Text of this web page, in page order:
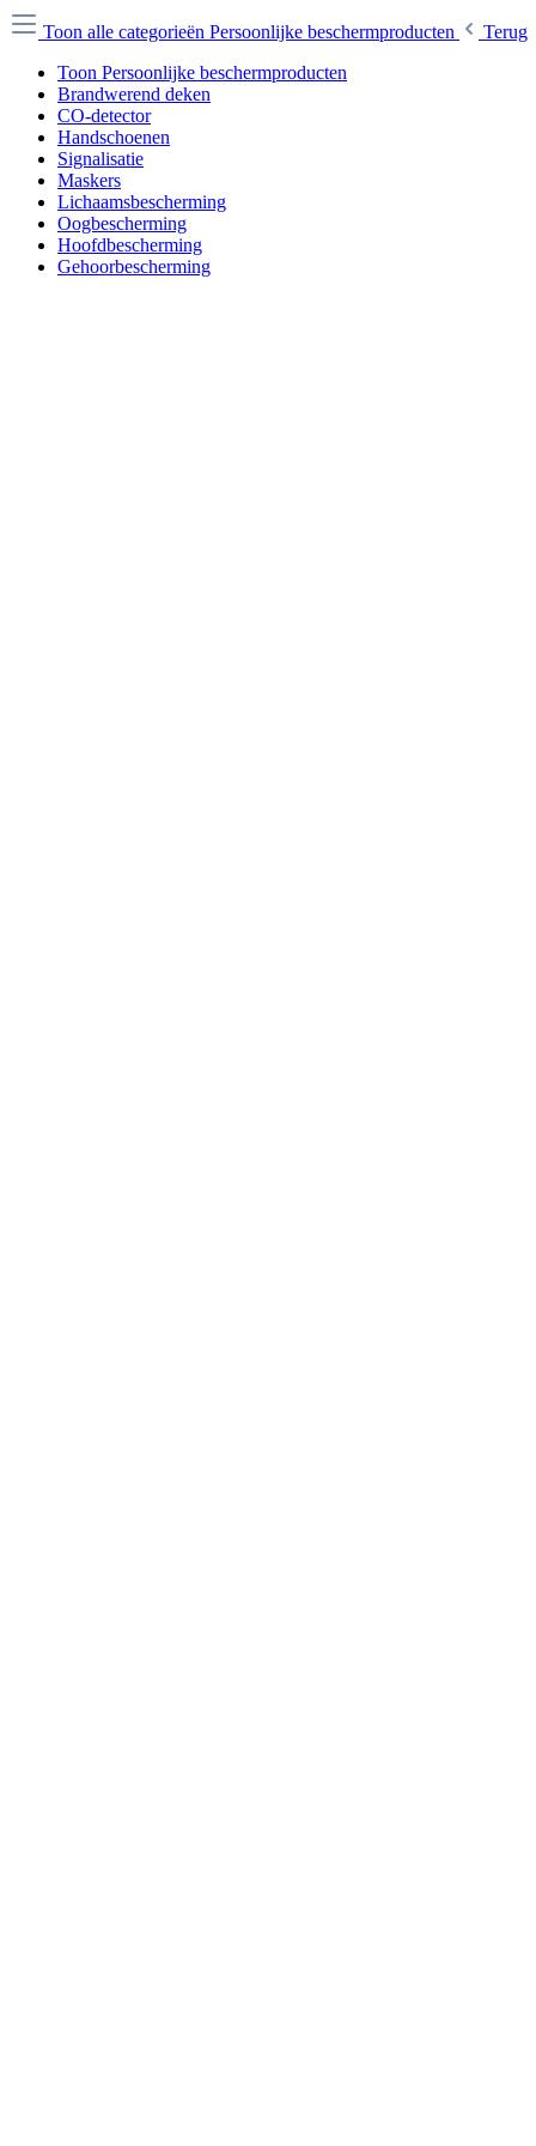
Toon alle categorieën Persoonlijke beschermproducten
Terug
Toon Persoonlijke beschermproducten
Brandwerend deken
CO-detector
Handschoenen
Signalisatie
Maskers
Lichaamsbescherming
Oogbescherming
Hoofdbescherming
Gehoorbescherming